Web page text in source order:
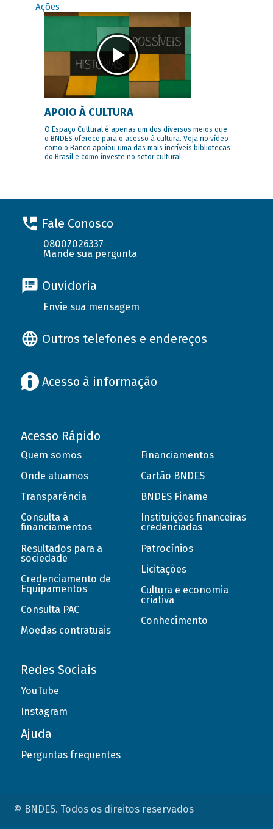
Ações
APOIO À CULTURA
O Espaço Cultural é apenas um dos diversos meios que
o BNDES oferece para o acesso à cultura. Veja no vídeo
como o Banco apoiou uma das mais incríveis bibliotecas
do Brasil e como investe no setor cultural.
Fale Conosco
08007026337
Mande sua pergunta
Ouvidoria
Envie sua mensagem
Outros telefones e endereços
Acesso à informação
Acesso Rápido
Quem somos
Onde atuamos
Transparência
Consulta a
financiamentos
Resultados para a
sociedade
Credenciamento de
Equipamentos
Consulta PAC
Moedas contratuais
Financiamentos
Cartão BNDES
BNDES Finame
Instituições financeiras
credenciadas
Patrocínios
Licitações
Cultura e economia
criativa
Conhecimento
Redes Sociais
YouTube
Instagram
Ajuda
Perguntas frequentes
© BNDES. Todos os direitos reservados